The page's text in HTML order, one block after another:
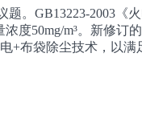
。GB13223-2003《
度50mg/m³。新修订
+布袋除尘技术，以